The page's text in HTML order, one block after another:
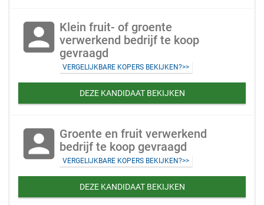
account_box Klein fruit- of groente
verwerkend bedrijf te koop
gevraagd
VERGELIJKBARE KOPERS BEKIJKEN?>>
DEZE KANDIDAAT BEKIJKEN
account_box Groente en fruit verwerkend
bedrijf te koop gevraagd
VERGELIJKBARE KOPERS BEKIJKEN?>>
DEZE KANDIDAAT BEKIJKEN